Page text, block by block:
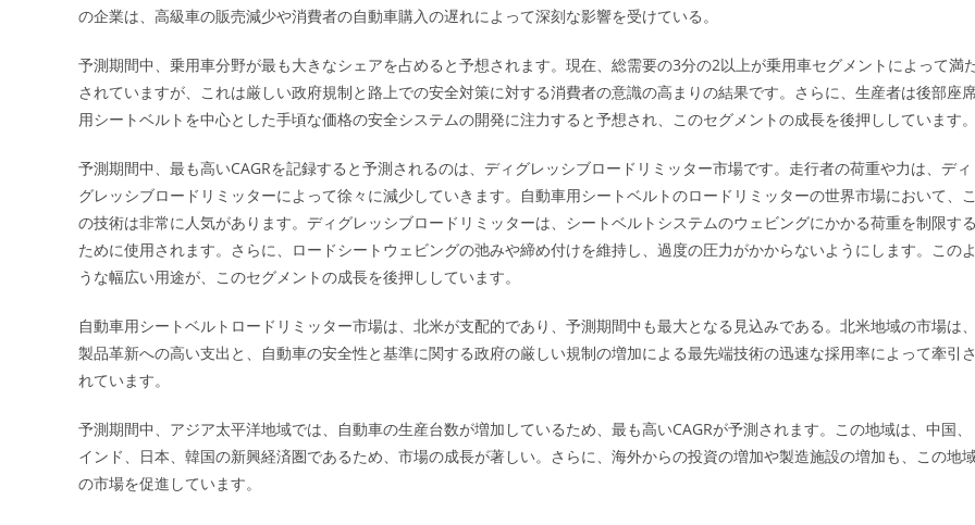
の企業は、高級車の販売減少や消費者の自動車購入の遅れによって深刻な影響を受けている。
予測期間中、乗用車分野が最も大きなシェアを占めると予想されます。現在、総需要の3分の2以上が乗用車セグメントによって満
されていますが、これは厳しい政府規制と路上での安全対策に対する消費者の意識の高まりの結果です。さらに、生産者は後部座
用シートベルトを中心とした手頃な価格の安全システムの開発に注力すると予想され、このセグメントの成長を後押ししています。
予測期間中、最も高いCAGRを記録すると予測されるのは、ディグレッシブロードリミッター市場です。走行者の荷重や力は、ディ
グレッシブロードリミッターによって徐々に減少していきます。自動車用シートベルトのロードリミッターの世界市場において、こ
の技術は非常に人気があります。ディグレッシブロードリミッターは、シートベルトシステムのウェビングにかかる荷重を制限する
ために使用されます。さらに、ロードシートウェビングの弛みや締め付けを維持し、過度の圧力がかからないようにします。このよ
うな幅広い用途が、このセグメントの成長を後押ししています。
自動車用シートベルトロードリミッター市場は、北米が支配的であり、予測期間中も最大となる見込みである。北米地域の市場は、
製品革新への高い支出と、自動車の安全性と基準に関する政府の厳しい規制の増加による最先端技術の迅速な採用率によって牽引さ
れています。
予測期間中、アジア太平洋地域では、自動車の生産台数が増加しているため、最も高いCAGRが予測されます。この地域は、中国、
インド、日本、韓国の新興経済圏であるため、市場の成長が著しい。さらに、海外からの投資の増加や製造施設の増加も、この地
の市場を促進しています。